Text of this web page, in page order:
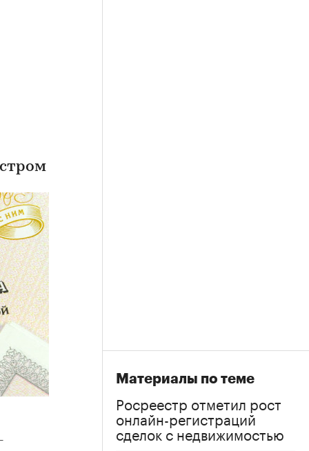
Материалы по теме
Росреестр отметил рост
онлайн-регистраций
сделок с недвижимостью